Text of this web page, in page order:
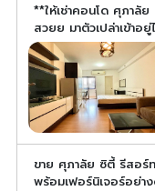
**ให้เช่าคอนโด ศุภาลั
สวยย มาตัวเปล่าเข้าอ
ขาย ศุภาลัย ซิตี้ รีสอร์
พร้อมเฟอร์นิเจอร์อย่า